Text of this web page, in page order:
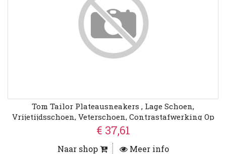
Tom Tailor Plateausneakers , Lage Schoen,
Vrijetijdsschoen, Veterschoen, Contrastafwerking Op
De Hiel
€ 37,61
Naar shop Meer info